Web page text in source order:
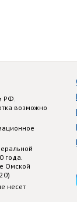
РФ.
возможно
года.
Омской
несет